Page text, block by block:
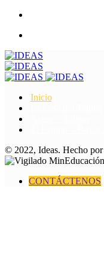
Skip
to
content
Inicio
© 2022, Ideas. Hecho por
CONTÁCTENOS